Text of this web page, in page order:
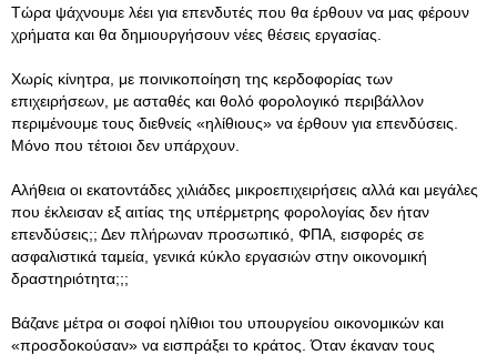
Τώρα ψάχνουμε λέει για επενδυτές που θα έρθουν να μας φέρουν
χρήματα και θα δημιουργήσουν νέες θέσεις εργασίας.
Χωρίς κίνητρα, με ποινικοποίηση της κερδοφορίας των
επιχειρήσεων, με ασταθές και θολό φορολογικό περιβάλλον
περιμένουμε τους διεθνείς «ηλίθιους» να έρθουν για επενδύσεις.
Μόνο που τέτοιοι δεν υπάρχουν.
Αλήθεια οι εκατοντάδες χιλιάδες μικροεπιχειρήσεις αλλά και μεγάλες
που έκλεισαν εξ αιτίας της υπέρμετρης φορολογίας δεν ήταν
επενδύσεις;; Δεν πλήρωναν προσωπικό, ΦΠΑ, εισφορές σε
ασφαλιστικά ταμεία, γενικά κύκλο εργασιών στην οικονομική
δραστηριότητα;;;
Βάζανε μέτρα οι σοφοί ηλίθιοι του υπουργείου οικονομικών και
«προσδοκούσαν» να εισπράξει το κράτος. Όταν έκαναν τους